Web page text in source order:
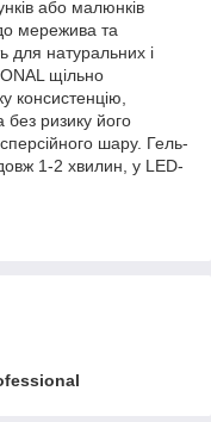
або малюнків
мережива та
для натуральних і
щільно
консистенцію,
ризику його
шару. Гель-
1-2 хвилин, у LED-